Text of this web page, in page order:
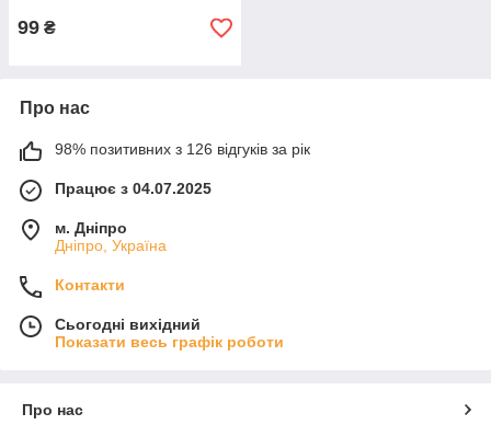
99 ₴
Про нас
98% позитивних з 126 відгуків за рік
Працює з 04.07.2025
м. Дніпро
Дніпро, Україна
Контакти
Сьогодні вихідний
Показати весь графік роботи
Про нас